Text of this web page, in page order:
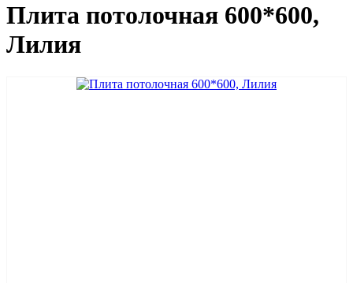
Плита потолочная 600*600,
Лилия